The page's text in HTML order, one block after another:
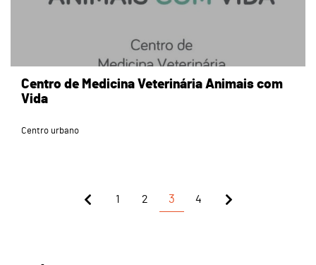
Centro de Medicina Veterinária Animais com
Vida
Centro urbano
1 2 3 4